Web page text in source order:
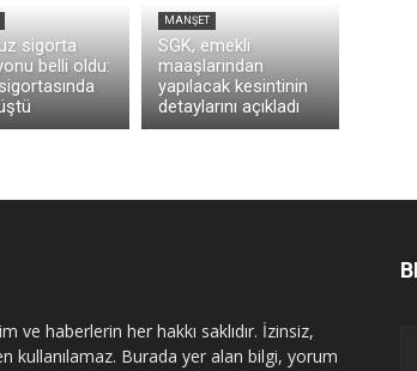
sigorta
belli oldu:
MANŞET
SGK, emekli
maaşlarından
yapılacak kesintinin
detaylarını açıkladı
ve haberlerin her hakkı saklıdır. İzinsiz,
kullanılamaz. Burada yer alan bilgi, yorum